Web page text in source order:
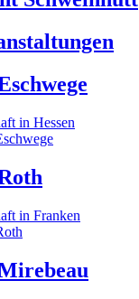
in Hessen
in Franken